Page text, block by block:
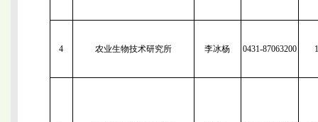
4 农业生物技术研究所 李冰杨 0431-87063200